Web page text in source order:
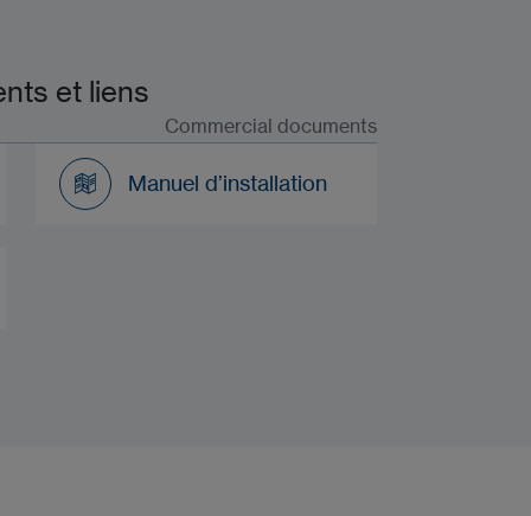
et liens
Commercial documents
Manuel d’installation